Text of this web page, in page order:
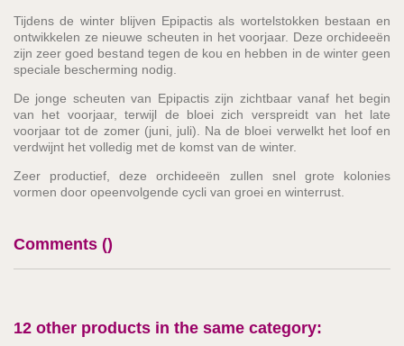
Tijdens de winter blijven Epipactis als wortelstokken bestaan en
ontwikkelen ze nieuwe scheuten in het voorjaar. Deze orchideeën
zijn zeer goed bestand tegen de kou en hebben in de winter geen
speciale bescherming nodig.
De jonge scheuten van Epipactis zijn zichtbaar vanaf het begin
van het voorjaar, terwijl de bloei zich verspreidt van het late
voorjaar tot de zomer (juni, juli). Na de bloei verwelkt het loof en
verdwijnt het volledig met de komst van de winter.
Zeer productief, deze orchideeën zullen snel grote kolonies
vormen door opeenvolgende cycli van groei en winterrust.
Comments ()
12 other products in the same category: